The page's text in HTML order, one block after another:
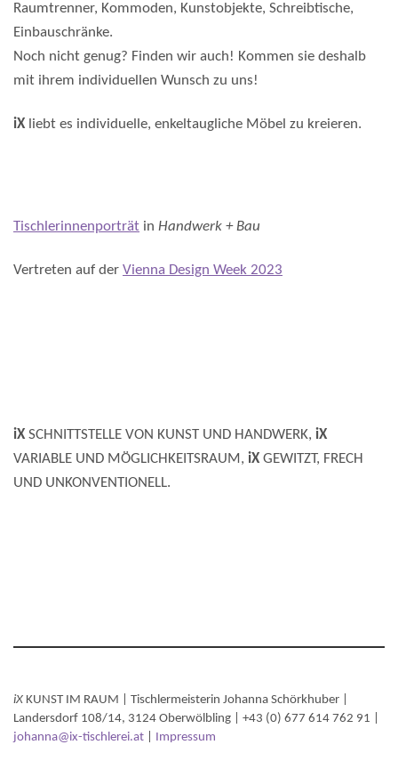
Raumtrenner, Kommoden, Kunstobjekte, Schreibtische,
Einbauschränke.
Noch nicht genug? Finden wir auch! Kommen sie deshalb
mit ihrem individuellen Wunsch zu uns!
iX liebt es individuelle, enkeltaugliche Möbel zu kreieren.
Tischlerinnenporträt in Handwerk + Bau
Vertreten auf der Vienna Design Week 2023
iX SCHNITTSTELLE VON KUNST UND HANDWERK, iX
VARIABLE UND MÖGLICHKEITSRAUM, iX GEWITZT, FRECH
UND UNKONVENTIONELL.
iX KUNST IM RAUM | Tischlermeisterin Johanna Schörkhuber |
Landersdorf 108/14, 3124 Oberwölbling | +43 (0) 677 614 762 91 |
johanna@ix-tischlerei.at
Impressum